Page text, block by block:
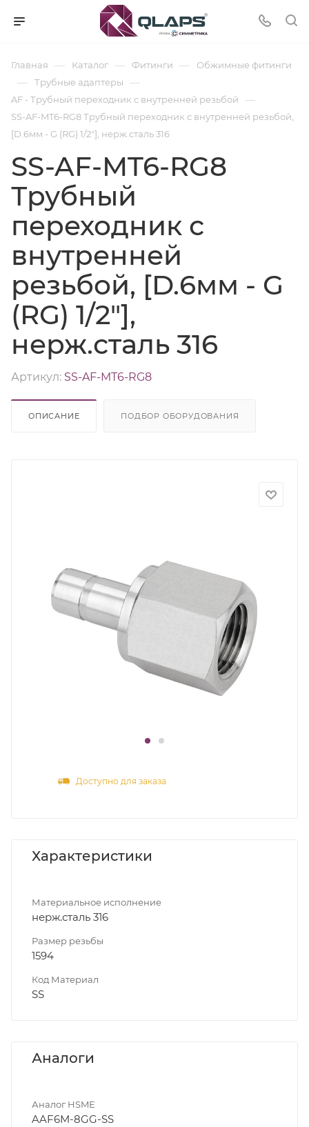
Главная — Каталог — Фитинги — Обжимные фитинги
— Трубные адаптеры —
AF - Трубный переходник с внутренней резьбой —
SS-AF-MT6-RG8 Трубный переходник с внутренней резьбой,
[D.6мм - G (RG) 1/2"], нерж.сталь 316
SS-AF-MT6-RG8
Трубный
переходник с
внутренней
резьбой, [D.6мм - G
(RG) 1/2"],
нерж.сталь 316
Артикул: SS-AF-MT6-RG8
ОПИСАНИЕ ПОДБОР ОБОРУДОВАНИЯ
Доступно для заказа
Характеристики
Материальное исполнение
нерж.сталь 316
Размер резьбы
1594
Код Материал
SS
Аналоги
Аналог HSME
AAF6M-8GG-SS